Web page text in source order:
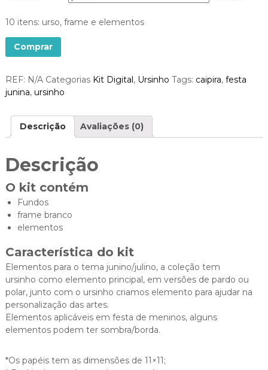
10 itens: urso, frame e elementos
Comprar
REF: N/A Categorias Kit Digital, Ursinho Tags: caipira, festa
junina, ursinho
Descrição Avaliações (0)
Descrição
O kit contém
Fundos
frame branco
elementos
Característica do kit
Elementos para o tema junino/julino, a coleção tem
ursinho como elemento principal, em versões de pardo ou
polar, junto com o ursinho criamos elemento para ajudar na
personalização das artes.
Elementos aplicáveis em festa de meninos, alguns
elementos podem ter sombra/borda.
*Os papéis tem as dimensões de 11×11;